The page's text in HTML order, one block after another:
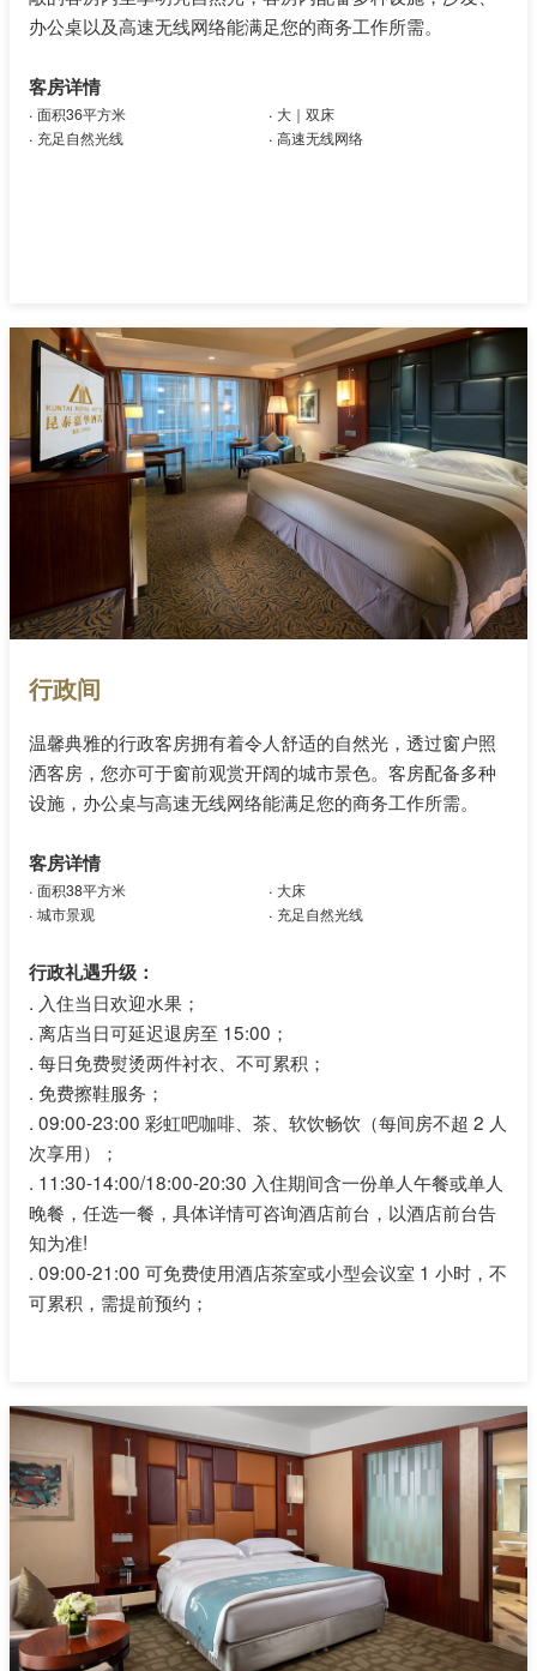
办公桌以及高速无线网络能满足您的商务工作所需。
客房详情
. 面积36平方米 . 大｜双床
. 充足自然光线 . 高速无线网络
行政间
温馨典雅的行政客房拥有着令人舒适的自然光，透过窗户照
洒客房，您亦可于窗前观赏开阔的城市景色。客房配备多种
设施，办公桌与高速无线网络能满足您的商务工作所需。
客房详情
. 面积38平方米 . 大床
. 城市景观 . 充足自然光线
行政礼遇升级：
. 入住当日欢迎水果；
. 离店当日可延迟退房至 15:00；
. 每日免费熨烫两件衬衣、不可累积；
. 免费擦鞋服务；
. 09:00-23:00 彩虹吧咖啡、茶、软饮畅饮（每间房不超 2 人
次享用）；
. 11:30-14:00/18:00-20:30 入住期间含一份单人午餐或单人
晚餐，任选一餐，具体详情可咨询酒店前台，以酒店前台告
知为准!
. 09:00-21:00 可免费使用酒店茶室或小型会议室 1 小时，不
可累积，需提前预约；